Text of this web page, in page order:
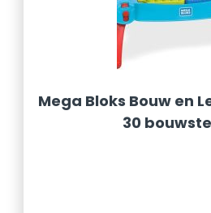
Mega Bloks Bouw en
30